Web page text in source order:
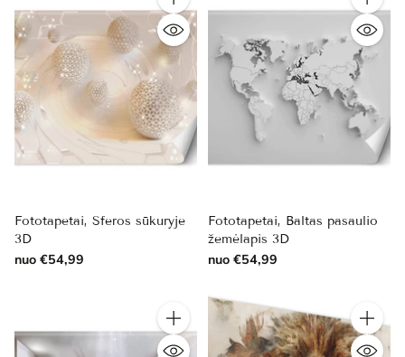
Kiekis
Fototapetai, Sferos sūkuryje
3D
nuo €54,99
Kiekis
Fototapetai, Baltas pasaulio
žemėlapis 3D
nuo €54,99
Kiekis Kiekis